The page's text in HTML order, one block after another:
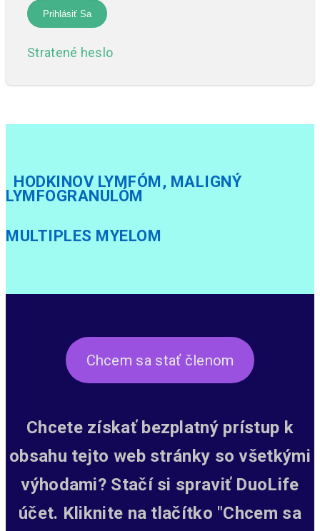
Stratené heslo
HODKINOV LYMFÓM, MALIGNÝ
LYMFOGRANULÓM
MULTIPLES MYELOM
Chcem sa stať členom
Chcete získať bezplatný prístup k
obsahu tejto web stránky so všetkými
výhodami? Stačí si spraviť DuoLife
účet. Kliknite na tlačítko "Chcem sa